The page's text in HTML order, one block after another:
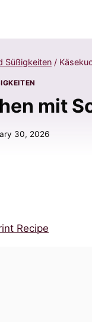
Süßigkeiten /
mit
30, 2026
Recipe